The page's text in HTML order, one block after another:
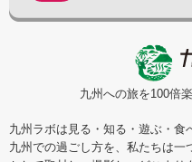
九州への旅を100倍
九州ラボは見る・知る・遊ぶ・
九州での過ごし方を、私たちは